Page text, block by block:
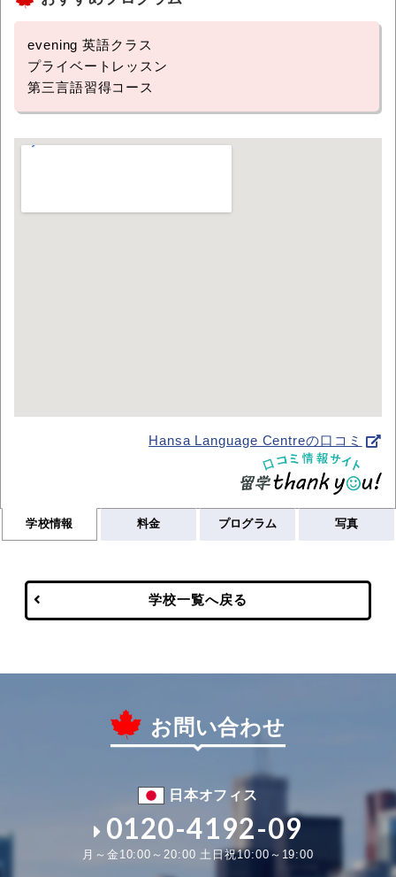
evening 英語クラス
プライベートレッスン
第三言語習得コース
Hansa Language Centreの口コミ
学校情報 料金 プログラム 写真
学校一覧へ戻る
お問い合わせ
日本オフィス
0120-4192-09
月～金10:00～20:00 土日祝10:00～19:00